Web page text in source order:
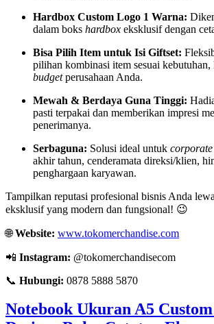
Hardbox Custom Logo 1 Warna:
dalam boks hardbox eksklusif dengan
Bisa Pilih Item untuk Isi Giftset:
pilihan kombinasi item sesuai kebutuhan,
budgetperusahaan Anda.
Mewah & Berdaya Guna Tinggi:
pasti terpakai dan memberikan impresi
penerimanya.
Serbaguna: Solusi ideal untuk
akhir tahun, cenderamata direksi/klien,
penghargaan karyawan.
Tampilkan reputasi profesional bisnis Anda
eksklusif yang modern dan fungsional! 😉
🌐Website: www.tokomerchandise.com
📲 Instagram: @tokomerchandisecom
📞 Hubungi: 0878 5888 5870
Notebook Ukuran A5